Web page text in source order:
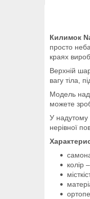
Килимок
просто
краях
Верхній
вагу тіла,
Модель
можете
У надутому
нерівної
колір